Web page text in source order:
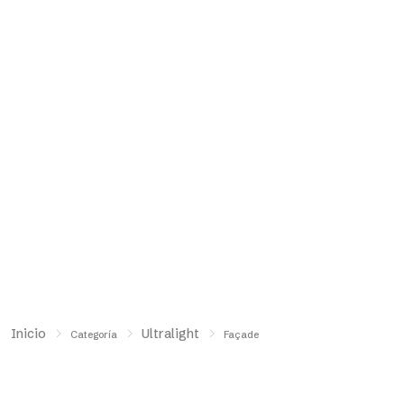
Inicio Categoría Ultralight Façade